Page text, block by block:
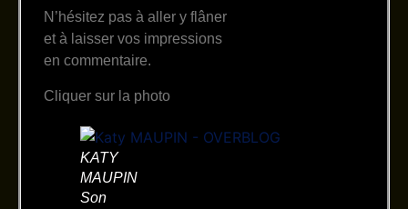
N’hésitez pas à aller y flâner
et à laisser vos impressions
en commentaire.
Cliquer sur la photo
KATY
MAUPIN
Son